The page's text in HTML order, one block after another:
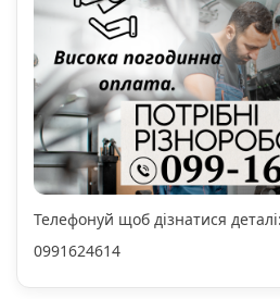
Телефонуй щоб дізнатися деталі:
0991624614